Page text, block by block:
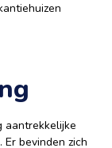
aantrekkelijke
bevinden zich